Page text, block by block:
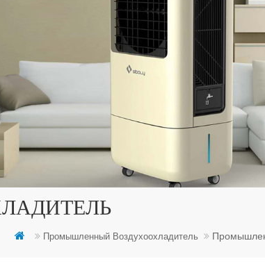
Промышленный Воздухоохладитель